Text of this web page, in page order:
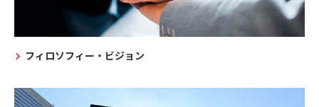
フィロソフィー・ビジョン